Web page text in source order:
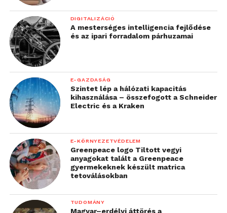
DIGITALIZÁCIÓ
A mesterséges intelligencia fejlődése
és az ipari forradalom párhuzamai
E-GAZDASÁG
Szintet lép a hálózati kapacitás
kihasználása – összefogott a Schneider
Electric és a Kraken
E-KÖRNYEZETVÉDELEM
Greenpeace logo Tiltott vegyi
anyagokat talált a Greenpeace
gyermekeknek készült matrica
tetoválásokban
TUDOMÁNY
Magyar–erdélyi áttörés a